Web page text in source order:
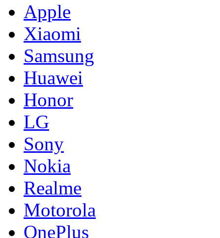
Apple
Xiaomi
Samsung
Huawei
Honor
LG
Sony
Nokia
Realme
Motorola
OnePlus